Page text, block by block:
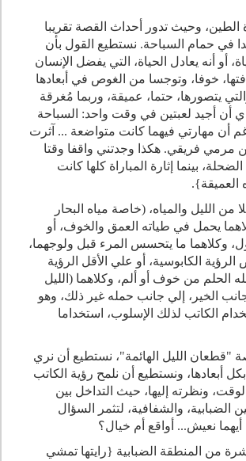
وحيث تدور أحداث القصة تقريبا
في حمام السباحة. نستطيع القول بأن
أو أنه يعادل الحياة، التي يفضل الإنسان
خوفا، وتوجسا من الغوص في أبعادها
يتصورها، حتما، عميقة، وربما مُغرقة
أجيد لعبتين في وقت واحد: السباحة
أن مهارتي فيهما كانت متواضعة ... آثرت
مرمي فريقي. هكذا وجدتني واقفا وقتا
بينما إثارة المباراة كلها كانت
العميقة}.
من الليل والمياه، (خاصة مياه البحار
يحمل في طياته العمق والخوف، أو
وكلاهما ما يتحسس المرء قبل ولوجهما،
الرؤية الكابوسية، أو علي الأقل الرؤية
الحلم من خوف أو ألم، وكلاهما (الليل
الخير، إلي جانب حمله غير ذلك، وهو
الكاتب لذلك الإسلوب، استخداما
"قطعان الليل الهائمة"، نستطيع أن نري
أبعادها، ونستطيع أن نلمح رؤية الكاتب
ونظرته إليها، حيث التداخل بين
الضبابية، والشفافية، لتثمر السؤال
أيهما نعيش... أواقع أم خيال؟
من المنطقة الضبابية {رايتها تمشي